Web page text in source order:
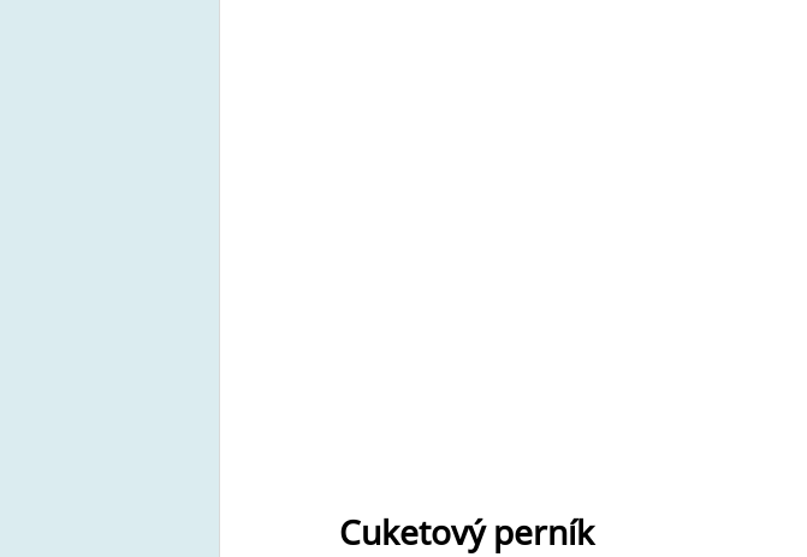
Cuketový perník